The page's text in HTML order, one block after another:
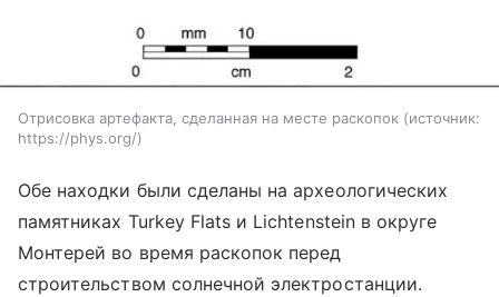
Отрисовка артефакта, сделанная на месте раскопок
источник:
https://phys.org/
Обе находки были сделаны на археологических
памятниках Turkey Flats и Lichtenstein в округе
Монтерей во время раскопок перед
строительством солнечной электростанции.